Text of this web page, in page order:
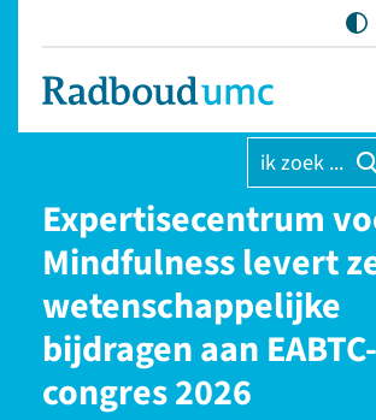
ik zoek ...
Expertisecentrum
Mindfulness levert
wetenschappelijke
bijdragen aan EABTC-
congres 2026